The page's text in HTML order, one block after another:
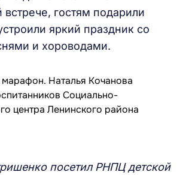
встрече, гостям подарили
яркий праздник со
и хороводами.
посетил РНПЦ детской